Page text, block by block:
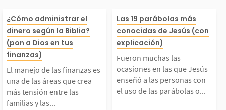
manejo de las finan
es una de las área
que crea más tensió
entre las familias y l
¿Cómo administrar el
dinero según la Biblia?
(pon a Dios en tus
finanzas)
El manejo de las finanzas es
una de las áreas que crea
más tensión entre las
familias y las...
Fueron
asiones en las
ús enseñó a
as con el uso
Las 19 parábolas más
conocidas de Jesús (con
explicación)
Fueron muchas las
ocasiones en las que Jesús
enseñó a las personas con
el uso de las parábolas o...